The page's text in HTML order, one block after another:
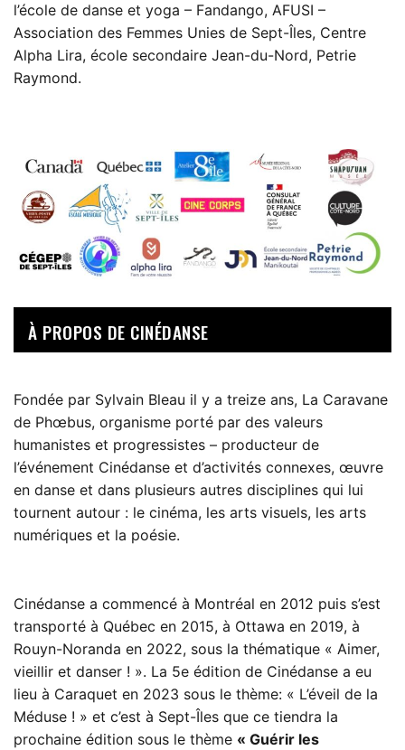
l’école de danse et yoga – Fandango, AFUSI –
Association des Femmes Unies de Sept-Îles, Centre
Alpha Lira, école secondaire Jean-du-Nord, Petrie
Raymond.
À PROPOS DE CINÉDANSE
Fondée par Sylvain Bleau il y a treize ans, La Caravane
de Phœbus, organisme porté par des valeurs
humanistes et progressistes – producteur de
l’événement Cinédanse et d’activités connexes, œuvre
en danse et dans plusieurs autres disciplines qui lui
tournent autour : le cinéma, les arts visuels, les arts
numériques et la poésie.
Cinédanse a commencé à Montréal en 2012 puis s’est
transporté à Québec en 2015, à Ottawa en 2019, à
Rouyn-Noranda en 2022, sous la thématique « Aimer,
vieillir et danser ! ». La 5e édition de Cinédanse a eu
lieu à Caraquet en 2023 sous le thème: « L’éveil de la
Méduse ! » et c’est à Sept-Îles que ce tiendra la
prochaine édition sous le thème « Guérir les